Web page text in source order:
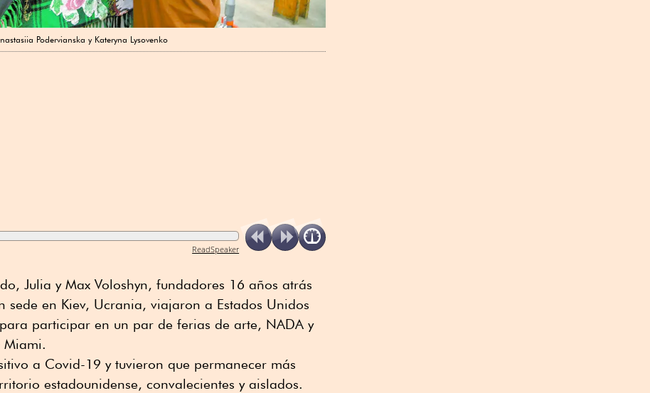
Podervianska y Kateryna Lysovenko
ReadSpeaker
Julia y Max Voloshyn, fundadores 16 años atrás
sede en Kiev, Ucrania, viajaron a Estados Unidos
participar en un par de ferias de arte, NADA y
Miami.
a Covid-19 y tuvieron que permanecer más
estadounidense, convalecientes y aislados.